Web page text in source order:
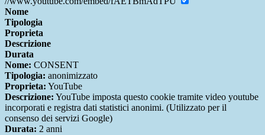
Nome
Tipologia
Proprieta
Descrizione
Durata
Nome: CONSENT
Tipologia: anonimizzato
Proprieta: YouTube
Descrizione: YouTube imposta questo cookie tramite video youtube
incorporati e registra dati statistici anonimi. (Utilizzato per il
consenso dei servizi Google)
Durata: 2 anni